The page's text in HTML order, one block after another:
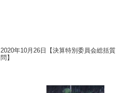
2020年10月26日【決算特別委員会総括質
問】